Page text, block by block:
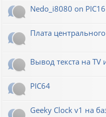
Nedo_i8080 on PIC16
Плата
Вывод текста на
PIC64
Geeky Clock v1 на